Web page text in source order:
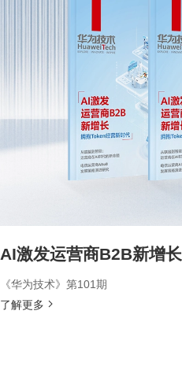
AI激发运营商B2B新增长
《华为技术》第101期
了解更多